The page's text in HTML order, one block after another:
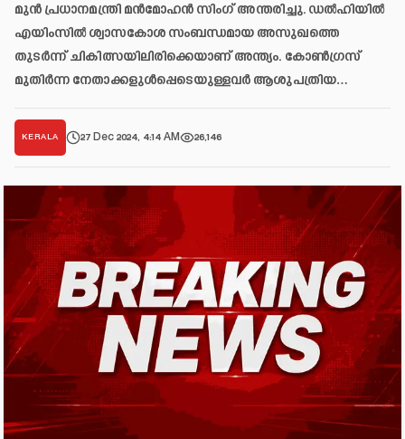
മുന്‍ പ്രധാനമന്ത്രി മന്‍മോഹന്‍ സിംഗ് അന്തരിച്ചു. ഡല്‍ഹിയില്‍
എയിംസില്‍ ശ്വാസകോശ സംബന്ധമായ അസുഖത്തെ
തുടര്‍ന്ന് ചികിത്സയിലിരിക്കെയാണ് അന്ത്യം. കോണ്‍ഗ്രസ്
മുതിര്‍ന്ന നേതാക്കളുള്‍പ്പെടെയുള്ളവര്‍ ആശുപത്രിയ…
KERALA 27 Dec 2024, 4:14 AM 26,146